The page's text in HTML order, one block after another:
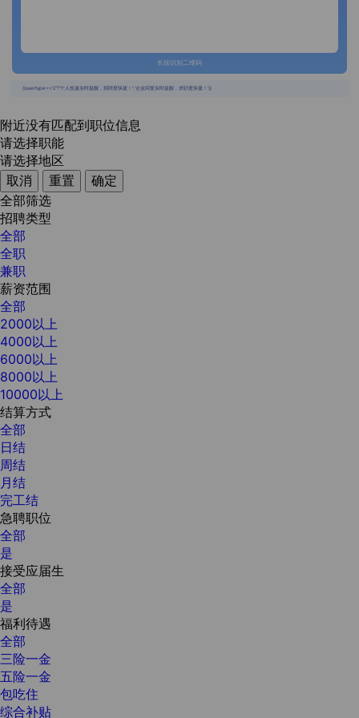
长按识别二维码
{{usertype=='2'?'个人投递实时提醒，招聘更快捷！':'企业回复实时提醒，求职更快捷！'}}
附近没有匹配到职位信息
请选择职能
请选择地区
取消
重置
确定
全部筛选
招聘类型
全部
全职
兼职
薪资范围
全部
2000以上
4000以上
6000以上
8000以上
10000以上
结算方式
全部
日结
周结
月结
完工结
急聘职位
全部
是
接受应届生
全部
是
福利待遇
全部
三险一金
五险一金
包吃住
综合补贴